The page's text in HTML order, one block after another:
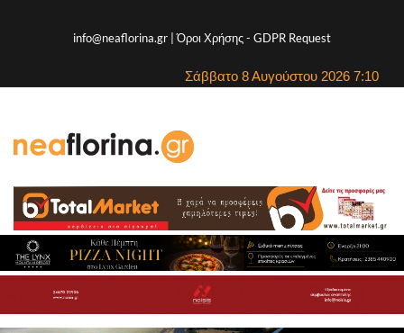
info@neaflorina.gr |Όροι Χρήσης- GDPR Request
Σάββατο 8 Αυγούστου 2026 7:10